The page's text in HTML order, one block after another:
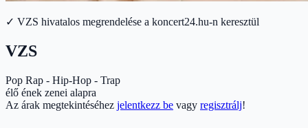
✓ VZS hivatalos megrendelése a koncert24.hu-n keresztül
VZS
Pop Rap - Hip-Hop - Trap
élő ének zenei alapra
Az árak megtekintéséhez jelentkezz be vagy regisztrálj!